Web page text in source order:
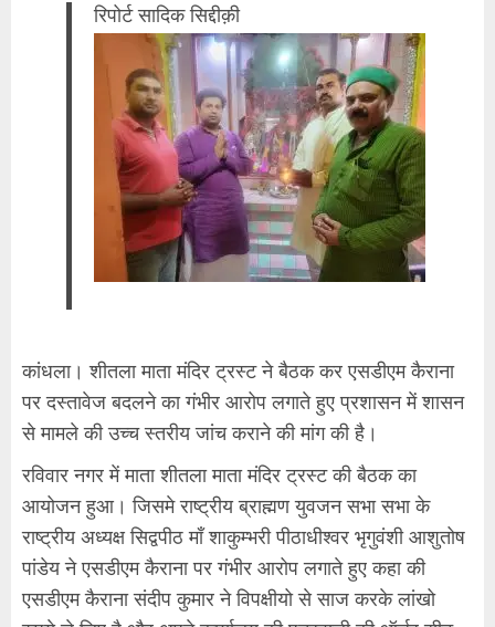
रिपोर्ट सादिक सिद्दीक़ी
कांधला। शीतला माता मंदिर ट्रस्ट ने बैठक कर एसडीएम कैराना
पर दस्तावेज बदलने का गंभीर आरोप लगाते हुए प्रशासन में शासन
से मामले की उच्च स्तरीय जांच कराने की मांग की है।
रविवार नगर में माता शीतला माता मंदिर ट्रस्ट की बैठक का
आयोजन हुआ। जिसमे राष्ट्रीय ब्राह्मण युवजन सभा सभा के
राष्ट्रीय अध्यक्ष सिद्वपीठ माँ शाकुम्भरी पीठाधीश्वर भृगुवंशी आशुतोष
पांडेय ने एसडीएम कैराना पर गंभीर आरोप लगाते हुए कहा की
एसडीएम कैराना संदीप कुमार ने विपक्षीयो से साज करके लांखो